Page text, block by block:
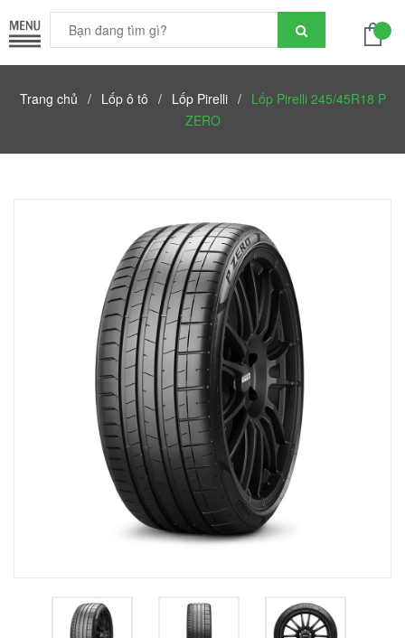
Trang chủ / Lốp ô tô / Lốp Pirelli / Lốp Pirelli 245/45R18 P
ZERO